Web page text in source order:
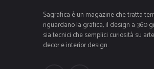
Sagrafica è un magazine che tratta
riguardano la grafica, il design a 360
sia tecnici che semplici curiosità su
decor e interior design.